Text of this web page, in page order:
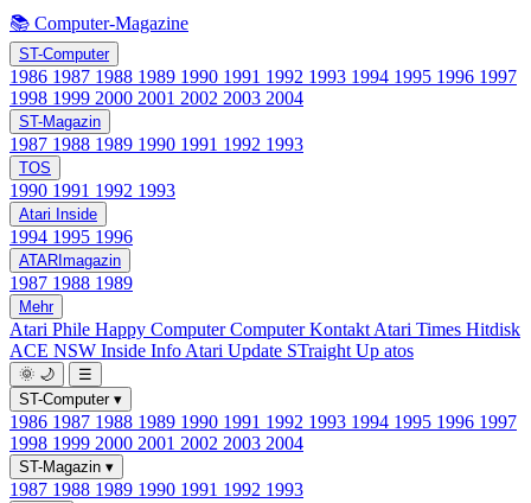
📚 Computer-Magazine
ST-Computer
1986 1987 1988 1989 1990 1991 1992 1993 1994 1995 1996 1997
1998 1999 2000 2001 2002 2003 2004
ST-Magazin
1987 1988 1989 1990 1991 1992 1993
TOS
1990 1991 1992 1993
Atari Inside
1994 1995 1996
ATARImagazin
1987 1988 1989
Mehr
Atari Phile Happy ComputerComputer Kontakt Atari Times Hitdisk
ACE NSW Inside Info Atari Update STraight Up atos
🌞 🌙
☰
ST-Computer ▾
1986 1987 1988 1989 1990 1991 1992 1993 1994 1995 1996 1997
1998 1999 2000 2001 2002 2003 2004
ST-Magazin ▾
1987 1988 1989 1990 1991 1992 1993